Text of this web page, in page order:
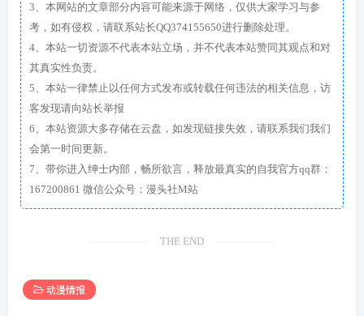
3、本网站的文章部分内容可能来源于网络，仅供大家学习与参
考，如有侵权，请联系站长QQ374155650进行删除处理。
4、本站一切资源不代表本站立场，并不代表本站赞同其观点和对
其真实性负责。
5、本站一律禁止以任何方式发布或转载任何违法的相关信息，访
客发现请向站长举报
6、本站资源大多存储在云盘，如发现链接失效，请联系我们我们
会第一时间更新。
7、带你进入绅士内部，畅所欲言，释放最真实的自我官方qq群：
167200861 微信公众号：漫头社M站
THE END
动漫情报